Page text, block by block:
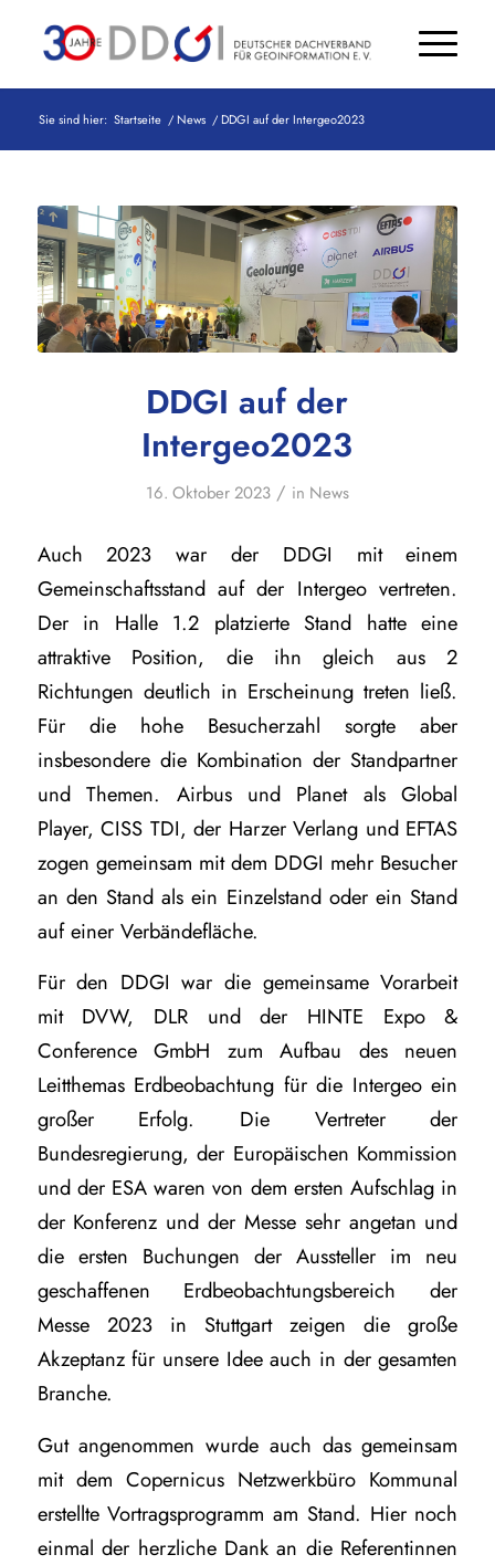
Sie sind hier: Startseite /News /DDGI auf der Intergeo2023
DDGI auf der
Intergeo2023
16. Oktober 2023 / in News
Auch 2023 war der DDGI mit einem
Gemeinschaftsstand auf der Intergeo vertreten.
Der in Halle 1.2 platzierte Stand hatte eine
attraktive Position, die ihn gleich aus 2
Richtungen deutlich in Erscheinung treten ließ.
Für die hohe Besucherzahl sorgte aber
insbesondere die Kombination der Standpartner
und Themen. Airbus und Planet als Global
Player, CISS TDI, der Harzer Verlang und EFTAS
zogen gemeinsam mit dem DDGI mehr Besucher
an den Stand als ein Einzelstand oder ein Stand
auf einer Verbändefläche.
Für den DDGI war die gemeinsame Vorarbeit
mit DVW, DLR und der HINTE Expo &
Conference GmbH zum Aufbau des neuen
Leitthemas Erdbeobachtung für die Intergeo ein
großer Erfolg. Die Vertreter der
Bundesregierung, der Europäischen Kommission
und der ESA waren von dem ersten Aufschlag in
der Konferenz und der Messe sehr angetan und
die ersten Buchungen der Aussteller im neu
geschaffenen Erdbeobachtungsbereich der
Messe 2023 in Stuttgart zeigen die große
Akzeptanz für unsere Idee auch in der gesamten
Branche.
Gut angenommen wurde auch das gemeinsam
mit dem Copernicus Netzwerkbüro Kommunal
erstellte Vortragsprogramm am Stand. Hier noch
einmal der herzliche Dank an die Referentinnen